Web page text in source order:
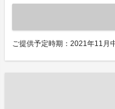
ご提供予定時期：2021年11月